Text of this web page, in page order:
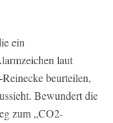
ein
laut
beurteilen,
Bewundert die
zum „CO2-